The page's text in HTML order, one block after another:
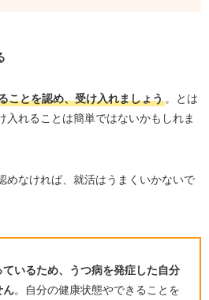
ことを認め、受け入れましょう。とは
入れることは簡単ではないかもしれま
めなければ、就活はうまくいかないで
いるため、うつ病を発症した自分
ん。自分の健康状態やできることを